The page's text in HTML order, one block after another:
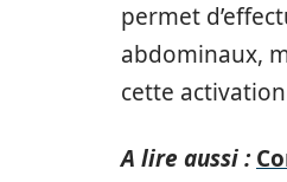
permet
abdominaux,
cette
A lire aussi :